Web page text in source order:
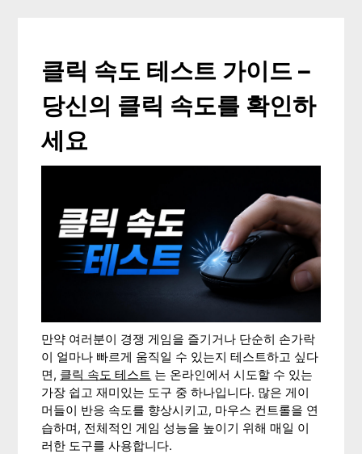
클릭 속도 테스트 가이드 –
당신의 클릭 속도를 확인하
세요
만약 여러분이 경쟁 게임을 즐기거나 단순히 손가락
이 얼마나 빠르게 움직일 수 있는지 테스트하고 싶다
면, 클릭 속도 테스트 는 온라인에서 시도할 수 있는
가장 쉽고 재미있는 도구 중 하나입니다. 많은 게이
머들이 반응 속도를 향상시키고, 마우스 컨트롤을 연
습하며, 전체적인 게임 성능을 높이기 위해 매일 이
러한 도구를 사용합니다.